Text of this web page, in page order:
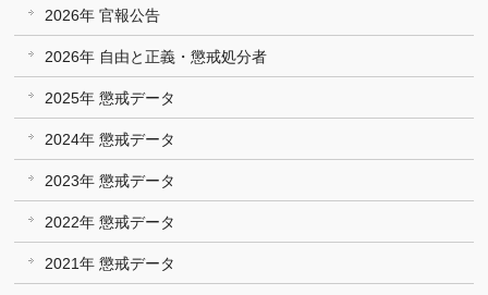
2026年 官報公告
2026年 自由と正義・懲戒処分者
2025年 懲戒データ
2024年 懲戒データ
2023年 懲戒データ
2022年 懲戒データ
2021年 懲戒データ